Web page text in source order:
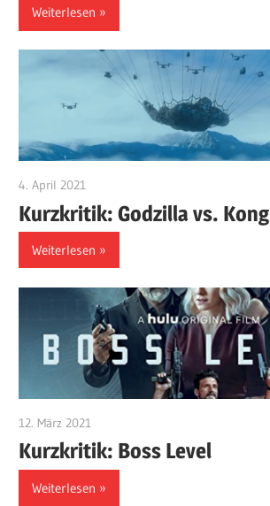
Weiterlesen
4. April 2021
Kurzkritik: Godzilla vs. Kong
Weiterlesen
12. März 2021
Kurzkritik: Boss Level
Weiterlesen